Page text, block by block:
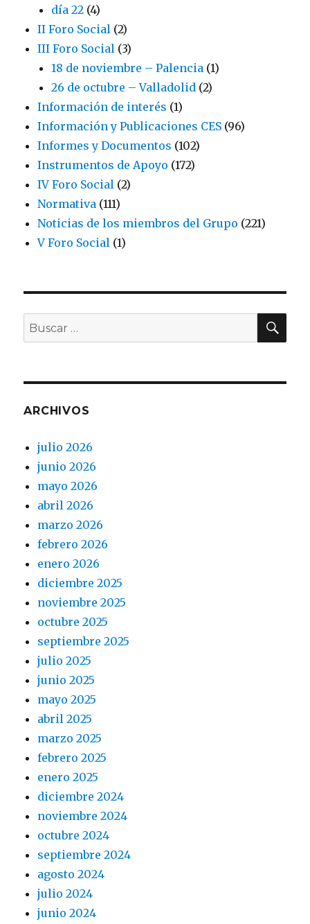
día 22 (4)
II Foro Social (2)
III Foro Social (3)
18 de noviembre – Palencia (1)
26 de octubre – Valladolid (2)
Información de interés (1)
Información y Publicaciones CES (96)
Informes y Documentos (102)
Instrumentos de Apoyo (172)
IV Foro Social (2)
Normativa (111)
Noticias de los miembros del Grupo (221)
V Foro Social (1)
Buscar
por:
ARCHIVOS
julio 2026
junio 2026
mayo 2026
abril 2026
marzo 2026
febrero 2026
enero 2026
diciembre 2025
noviembre 2025
octubre 2025
septiembre 2025
julio 2025
junio 2025
mayo 2025
abril 2025
marzo 2025
febrero 2025
enero 2025
diciembre 2024
noviembre 2024
octubre 2024
septiembre 2024
agosto 2024
julio 2024
junio 2024